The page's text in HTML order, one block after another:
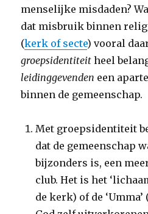
menselijke misdaden?
dat misbruik binnen
(kerk of secte) vooral
groepsidentiteitheel
leidinggevenden een
binnen de gemeenschap.
Met groepsidentiteit
dat de gemeenschap
bijzonders is, een
club. Het is het
de kerk) of de